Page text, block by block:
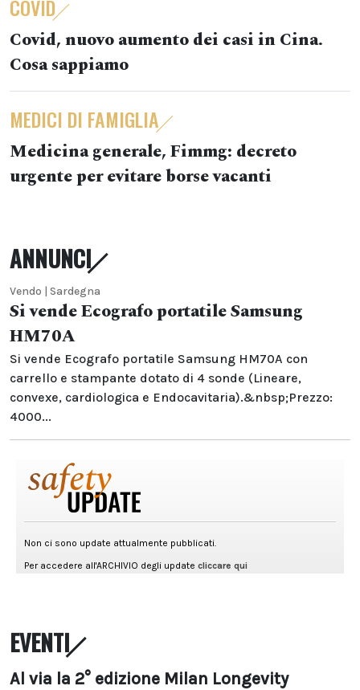
COVID
Covid, nuovo aumento dei casi in Cina.
Cosa sappiamo
MEDICI DI FAMIGLIA
Medicina generale, Fimmg: decreto
urgente per evitare borse vacanti
ANNUNCI
Vendo | Sardegna
Si vende Ecografo portatile Samsung
HM70A
Si vende Ecografo portatile Samsung HM70A con
carrello e stampante dotato di 4 sonde (Lineare,
convexe, cardiologica e Endocavitaria).&nbsp;Prezzo:
4000...
EVENTI
Al via la 2° edizione Milan Longevity